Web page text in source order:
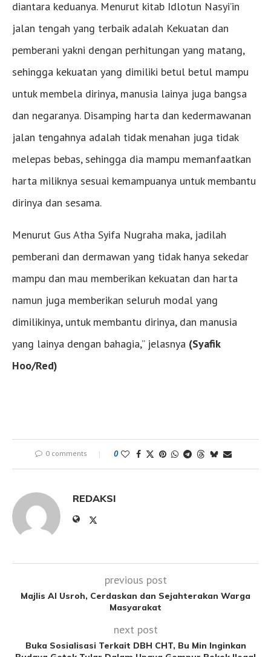
diantara keduanya. Menurut kitab Idlotun Nasyi’in
jalan tengah yang terbaik adalah Kekuatan dan
pemberani yakni dengan perhitungan yang matang,
sehingga kekuatan yang dimiliki betul betul mampu
untuk membela dirinya, manusia lainya juga bangsa
dan negaranya. Disamping harta dan kedermawanan
jalan tengahnya adalah tidak menahan juga tidak
melepas bebas, sehingga dia mampu memanfaatkan
harta miliknya sesuai kemampuanya untuk membantu
dirinya dan sesama.
Menurut Gus Atha Syifa Nugraha maka, jadilah
pemberani dan dermawan yang tidak hanya sekedar
mampu dan mau memberikan kekuatan dan harta
namun juga memberikan seluruh modal yang
dimilikinya, untuk membantu dirinya, dan manusia
yang lainya dengan bahagia,” jelasnya (Syafik
Hoo/Red)
0 comments 0
REDAKSI
previous post
Majlis Al Usroh, Cerdaskan dan Sejahterakan Warga
Masyarakat
next post
Buka Sosialisasi Terkait DBH CHT, Bu Min Inginkan